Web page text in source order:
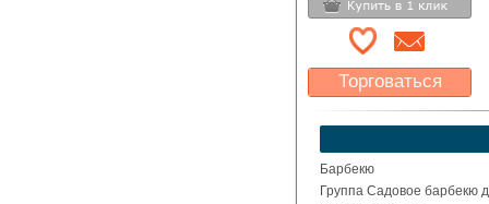
Торговаться
Какая цена Вас
устроит?
Указать цену
Барбекю
Группа Садовое барбекю